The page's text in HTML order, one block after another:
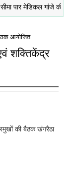
मेडिकल गांजे की
आयोजित
शक्तिकेंद्र
की बैठक खंगरैठा